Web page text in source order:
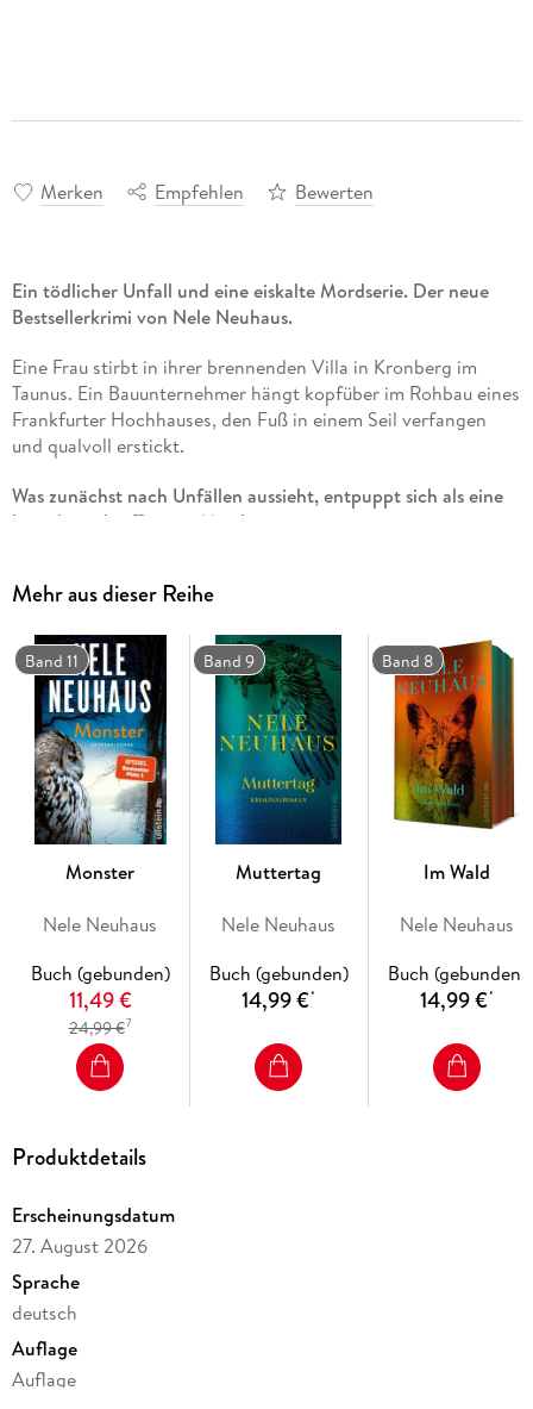
Merken Empfehlen Bewerten
Ein tödlicher Unfall und eine eiskalte Mordserie. Der neue
Bestsellerkrimi von Nele Neuhaus.
Eine Frau stirbt in ihrer brennenden Villa in Kronberg im
Taunus. Ein Bauunternehmer hängt kopfüber im Rohbau eines
Frankfurter Hochhauses, den Fuß in einem Seil verfangen
und qualvoll erstickt.
Was zunächst nach Unfällen aussieht, entpuppt sich als eine
brutale und raffinierte Mordserie.
von Bodenstein und Pia Sander in den Umkreis des tödlich
eines bahnbrechenden KI-Chatbots. Während die beiden
noch versuchen, das dichte Netz aus Loyalitäten in
Brinkhoffs Softwarefirma und Familie zu entwirren, stoßen sie
auf weitere Morde, die alle mit Brinkhoff zusammenhängen.
Pia und Bodenstein müssen einen Mörder stoppen, der keine
Gnade kennt und eiskalt plant.
hinaus
Jeder neue Roman von Nele Neuhaus ist ein Ereignis:
auf die Natur des Menschen
Das neue Buch der deutschen Krimi-Königin in limitierter
Sonderaustattung
Mehr aus dieser Reihe
Band 11
Monster
Nele Neuhaus
Buch (gebunden)
11,49 €
24,99 €7
Band 9
Muttertag
Nele Neuhaus
Buch (gebunden)
14,99 €*
Band 8
Im Wald
Nele Neuhaus
Buch (gebunden)
14,99 €*
Produktdetails
Erscheinungsdatum
27. August 2026
Sprache
deutsch
Auflage
Auflage